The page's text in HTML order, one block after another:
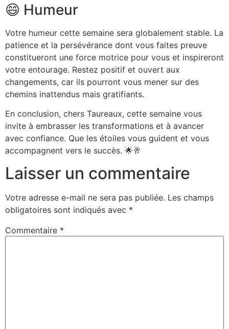
😄 Humeur
Votre humeur cette semaine sera globalement stable. La
patience et la persévérance dont vous faites preuve
constitueront une force motrice pour vous et inspireront
votre entourage. Restez positif et ouvert aux
changements, car ils pourront vous mener sur des
chemins inattendus mais gratifiants.
En conclusion, chers Taureaux, cette semaine vous
invite à embrasser les transformations et à avancer
avec confiance. Que les étoiles vous guident et vous
accompagnent vers le succès. 🌟🥂
Laisser un commentaire
Votre adresse e-mail ne sera pas publiée. Les champs
obligatoires sont indiqués avec *
Commentaire *